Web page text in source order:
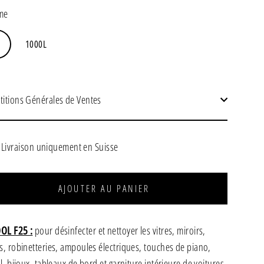
1000L
Générales de Ventes
Livraison uniquement en Suisse
AJOUTER AU PANIER
F25 : pour désinfecter et nettoyer les vitres, miroirs,
robinetteries, ampoules électriques, touches de piano,